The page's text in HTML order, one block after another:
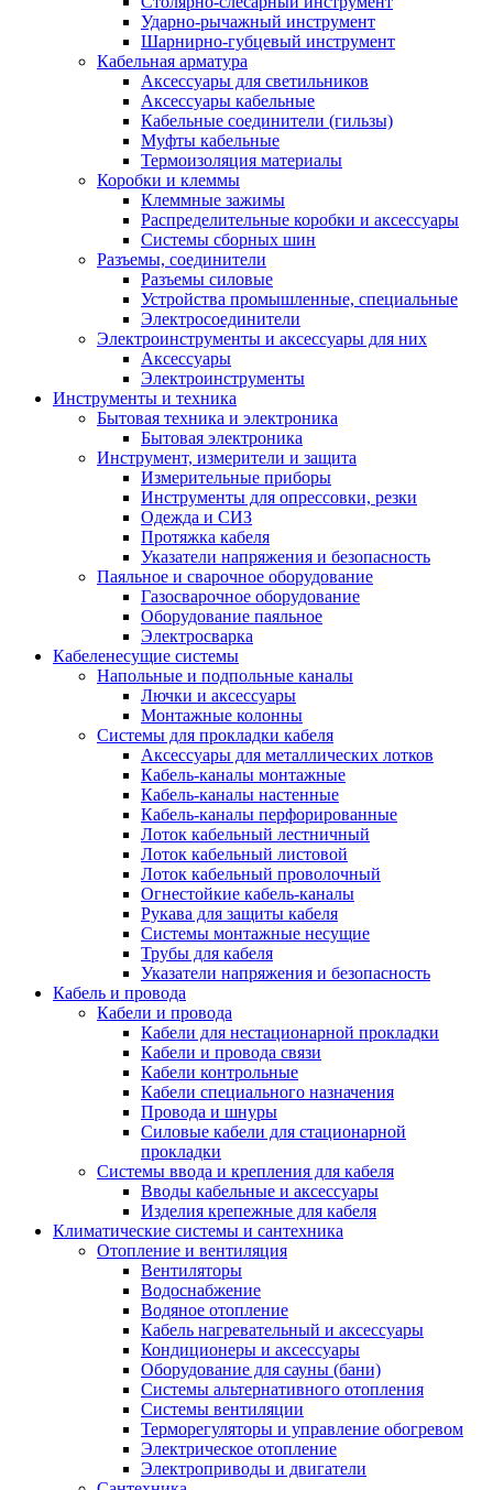
Ударно-рычажный инструмент
Шарнирно-губцевый инструмент
Кабельная арматура
Аксессуары для светильников
Аксессуары кабельные
Кабельные соединители (гильзы)
Муфты кабельные
Термоизоляция материалы
Коробки и клеммы
Клеммные зажимы
Распределительные коробки и аксессуары
Системы сборных шин
Разъемы, соединители
Разъемы силовые
Устройства промышленные, специальные
Электросоединители
Электроинструменты и аксессуары для них
Аксессуары
Электроинструменты
Инструменты и техника
Бытовая техника и электроника
Бытовая электроника
Инструмент, измерители и защита
Измерительные приборы
Инструменты для опрессовки, резки
Одежда и СИЗ
Протяжка кабеля
Указатели напряжения и безопасность
Паяльное и сварочное оборудование
Газосварочное оборудование
Оборудование паяльное
Электросварка
Кабеленесущие системы
Напольные и подпольные каналы
Лючки и аксессуары
Монтажные колонны
Системы для прокладки кабеля
Аксессуары для металлических лотков
Кабель-каналы монтажные
Кабель-каналы настенные
Кабель-каналы перфорированные
Лоток кабельный лестничный
Лоток кабельный листовой
Лоток кабельный проволочный
Огнестойкие кабель-каналы
Рукава для защиты кабеля
Системы монтажные несущие
Трубы для кабеля
Указатели напряжения и безопасность
Кабель и провода
Кабели и провода
Кабели для нестационарной прокладки
Кабели и провода связи
Кабели контрольные
Кабели специального назначения
Провода и шнуры
Силовые кабели для стационарной
прокладки
Системы ввода и крепления для кабеля
Вводы кабельные и аксессуары
Изделия крепежные для кабеля
Климатические системы и сантехника
Отопление и вентиляция
Вентиляторы
Водоснабжение
Водяное отопление
Кабель нагревательный и аксессуары
Кондиционеры и аксессуары
Оборудование для сауны (бани)
Системы альтернативного отопления
Системы вентиляции
Терморегуляторы и управление обогревом
Электрическое отопление
Электроприводы и двигатели